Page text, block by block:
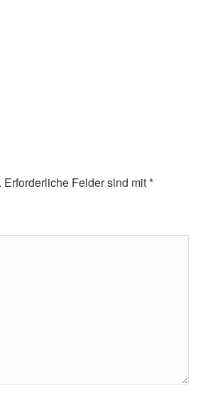
Erforderliche Felder sind mit*